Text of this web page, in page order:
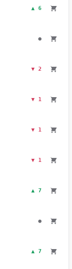
▲ 6
●
▼ 2
▼ 1
▼ 1
▼ 1
▲ 7
●
▲ 7